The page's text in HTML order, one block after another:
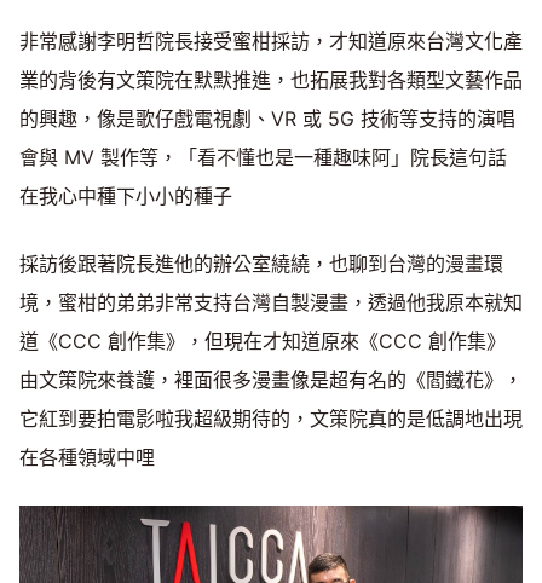
非常感謝李明哲院長接受蜜柑採訪，才知道原來台灣文化產
業的背後有文策院在默默推進，也拓展我對各類型文藝作品
的興趣，像是歌仔戲電視劇、VR 或 5G 技術等支持的演唱
會與 MV 製作等，「看不懂也是一種趣味阿」院長這句話
在我心中種下小小的種子
採訪後跟著院長進他的辦公室繞繞，也聊到台灣的漫畫環
境，蜜柑的弟弟非常支持台灣自製漫畫，透過他我原本就知
道《CCC 創作集》，但現在才知道原來《CCC 創作集》
由文策院來養護，裡面很多漫畫像是超有名的《閻鐵花》，
它紅到要拍電影啦我超級期待的，文策院真的是低調地出現
在各種領域中哩